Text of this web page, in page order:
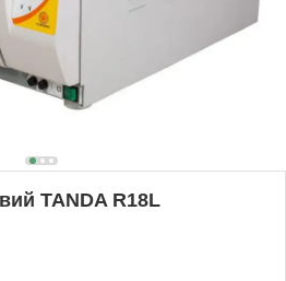
TANDA R18L